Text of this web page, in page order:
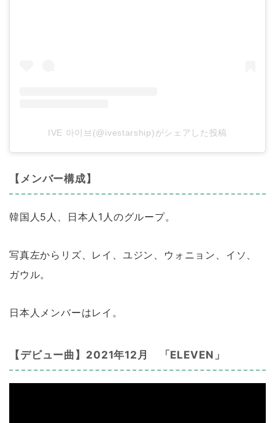
IVE 아이브(@ivestarship)がシェアした投稿
【メンバー構成】
韓国人5人、日本人1人のグループ。
写真左からリズ、レイ、ユジン、ウォニョン、イソ、
ガウル。
日本人メンバーはレイ。
【デビュー曲】2021年12月 「ELEVEN」